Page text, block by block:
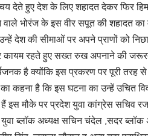
देते हुए देश के लिए शहादत देकर फिर
वाले भोरंज के इस वीर सपूत की शहादत
देश की सीमाओं पर अपने प्राणों को
कायम रहते हुए सख्त रुख अपनाने की
है क्योंकि इस प्रकरण पर पूरी तरह
कहना है कि इस घटना का उन्हें उचित
मौके पर प्रदेश युवा कांग्रेस सचिव
युवा ब्लॉक अध्यक्ष सचिन चंदेल ,सदर